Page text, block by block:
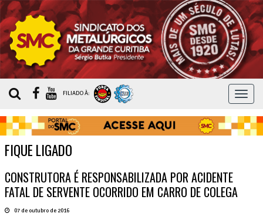
MENU
FILIADO À:
FIQUE LIGADO
CONSTRUTORA É RESPONSABILIZADA POR ACIDENTE
FATAL DE SERVENTE OCORRIDO EM CARRO DE COLEGA
07 de outubro de 2016